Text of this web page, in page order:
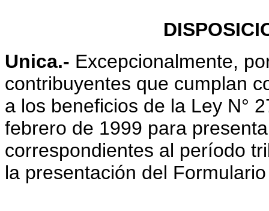
Unica.- Excepcionalmente,
contribuyentes que cumplan
a los beneficios de la Ley N°
febrero de 1999 para
correspondientes al período
la presentación del Formulario